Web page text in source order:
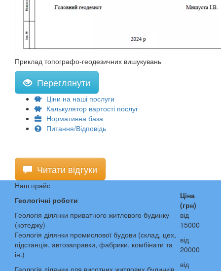
Приклад топографо-геодезичних вишукувань
Переглянути
Ціни на наші послуги
Калькулятор вартості послуг
Нормативна база
Питання/Відповідь
Читати відгуки
Наш прайс
Геологічні роботи
Ціна
(грн)
Геологія ділянки приватного житлового будинку
(котеджу)
від
15000
Геологія ділянки промислової будови (склад, цех,
підстанція, автозаправки, фабрики, комбінати та
ін.)
від
20000
Геологія ділянки для висотних житлових будинків
від